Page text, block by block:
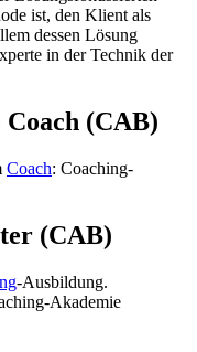
ist, den Klient als
dessen Lösung
in der Technik der
(CAB)
Coach: Coaching-
(CAB)
-Ausbildung.
Akademie